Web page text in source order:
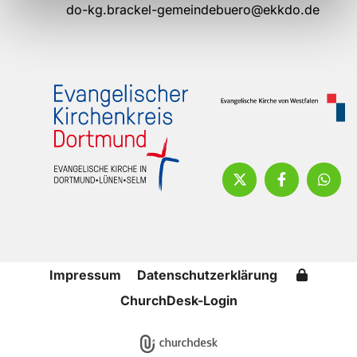
do-kg.brackel-gemeindebuero@ekkdo.de
Impressum
Datenschutzerklärung
ChurchDesk-Login